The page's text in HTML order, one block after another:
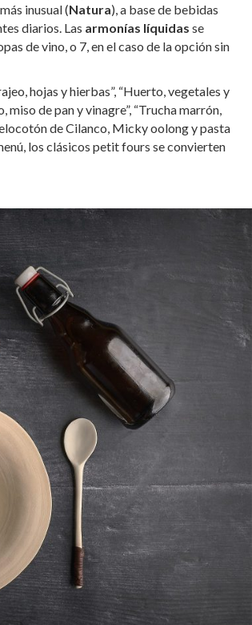
inusual (Natura), a base de bebidas
diarios. Las armonías líquidas se
de vino, o 7, en el caso de la opción sin
hojas y hierbas”, “Huerto, vegetales y
de pan y vinagre”, “Trucha marrón,
de Cilanco, Micky oolong y pasta
los clásicos petit fours se convierten